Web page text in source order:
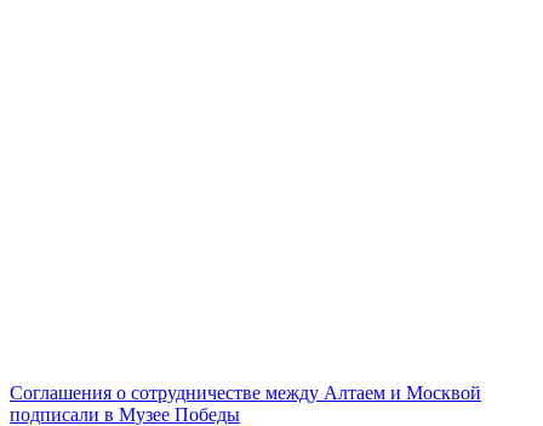
Соглашения о сотрудничестве между Алтаем и Москвой
подписали в Музее Победы